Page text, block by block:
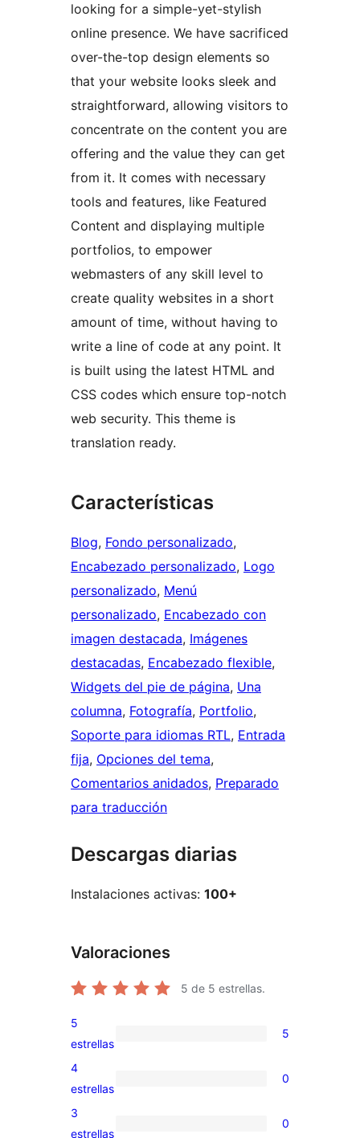
looking for a simple-yet-stylish
online presence. We have sacrificed
over-the-top design elements so
that your website looks sleek and
straightforward, allowing visitors to
concentrate on the content you are
offering and the value they can get
from it. It comes with necessary
tools and features, like Featured
Content and displaying multiple
portfolios, to empower
webmasters of any skill level to
create quality websites in a short
amount of time, without having to
write a line of code at any point. It
is built using the latest HTML and
CSS codes which ensure top-notch
web security. This theme is
translation ready.
Características
Blog, Fondo personalizado
Encabezado personalizado, Logo
personalizado, Menú
personalizado, Encabezado con
imagen destacada, Imágenes
destacadas, Encabezado flexible
Widgets del pie de página, Una
columna, Fotografía, Portfolio
Soporte para idiomas RTL, Entrada
fija, Opciones del tema
Comentarios anidados, Preparado
para traducción
Descargas diarias
Instalaciones activas: 100+
Valoraciones
5 de 5 estrellas.
5
valoraciones
de
5
estrellas
5
0
valoraciones
de
4
estrellas
0
0
3
estrellas
0